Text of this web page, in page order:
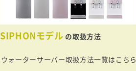
SIPHONモデル の取扱方法
ウォーターサーバー取扱方法一覧はこちら